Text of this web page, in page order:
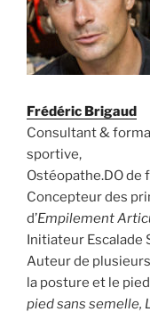
Frédéric Brigaud
Consultant &
sportive,
Ostéopathe.DO de
Concepteur des
d’Empilement
Initiateur Escalade
Auteur de
la posture et le
pied sans semelle,